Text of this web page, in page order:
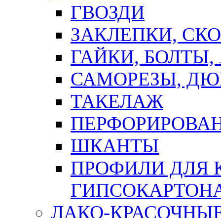
ГВОЗДИ
ЗАКЛЕПКИ,
ГАЙКИ,
САМОРЕЗЫ,
ТАКЕЛАЖ
ШКАНТЫ
ПРОФИЛИ ДЛЯ
ЛАКО-